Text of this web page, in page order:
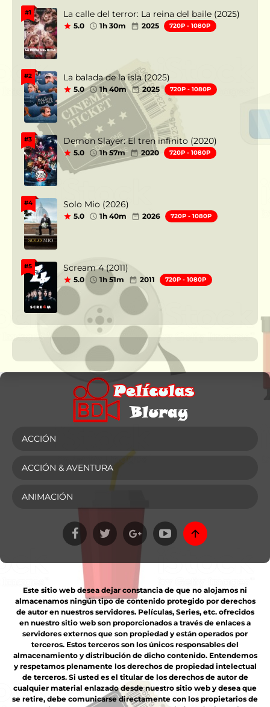
#1 La calle del terror: La reina del baile (2025)
5.0 1h 30m 2025 720P - 1080P
#2 La balada de la isla (2025)
5.0 1h 40m 2025 720P - 1080P
#3 Demon Slayer: El tren infinito (2020)
5.0 1h 57m 2020 720P - 1080P
#4 Solo Mio (2026)
5.0 1h 40m 2026 720P - 1080P
#5 Scream 4 (2011)
5.0 1h 51m 2011 720P - 1080P
ACCIÓN
ACCIÓN & AVENTURA
ANIMACIÓN
Este sitio web desea dejar constancia de que no alojamos ni
almacenamos ningún tipo de contenido protegido por derechos
de autor en nuestros servidores. Películas, Series, etc. ofrecidos
en nuestro sitio web son proporcionados a través de enlaces a
servidores externos que son propiedad y están operados por
terceros. Estos terceros son los únicos responsables del
almacenamiento y distribución de dicho contenido. Entendemos
y respetamos plenamente los derechos de propiedad intelectual
de terceros. Si usted es el titular de los derechos de autor de
cualquier material enlazado desde nuestro sitio web y desea que
se retire, debe comunicarse directamente con los propietarios de